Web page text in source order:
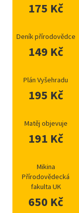
175 Kč
Deník přírodovědce
149 Kč
Plán Vyšehradu
195 Kč
Matěj objevuje
191 Kč
Mikina
Přírodovědecká
fakulta UK
650 Kč